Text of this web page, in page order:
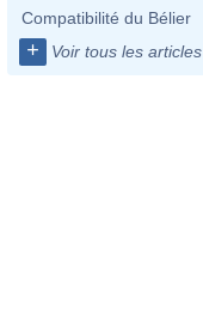
Compatibilité du Bélier
+ Voir tous les articles